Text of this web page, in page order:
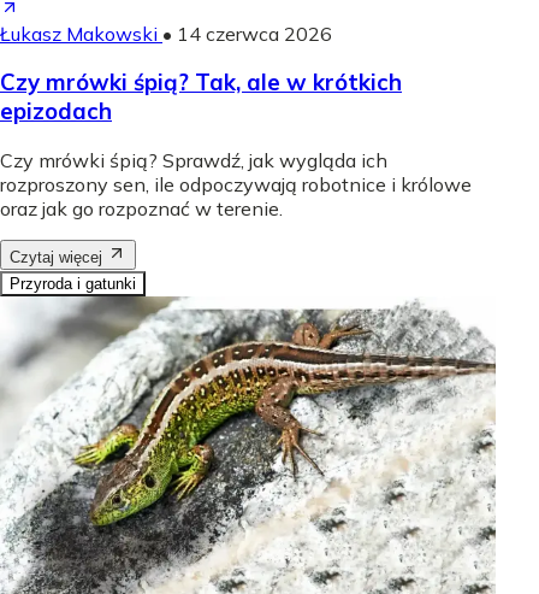
Łukasz Makowski • 14 czerwca 2026
Czy mrówki śpią? Tak, ale w krótkich
epizodach
Czy mrówki śpią? Sprawdź, jak wygląda ich
rozproszony sen, ile odpoczywają robotnice i królowe
oraz jak go rozpoznać w terenie.
Czytaj więcej
Przyroda i gatunki